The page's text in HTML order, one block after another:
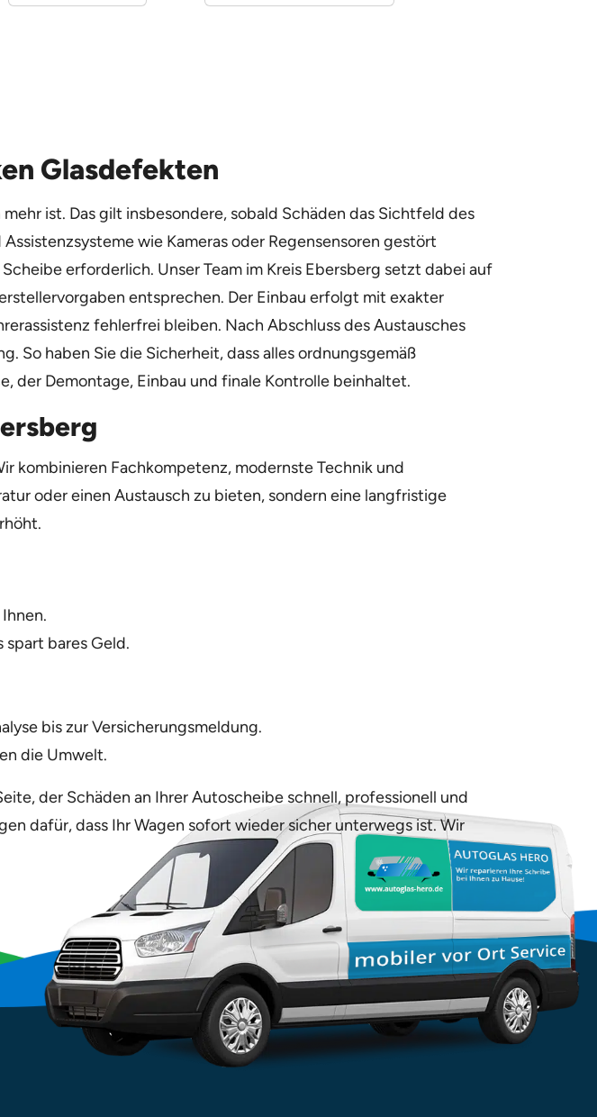
Glasdefekten
ist. Das gilt insbesondere, sobald Schäden das Sichtfeld des
wie Kameras oder Regensensoren gestört
erforderlich. Unser Team im Kreis Ebersberg setzt dabei auf
entsprechen. Der Einbau erfolgt mit exakter
fehlerfrei bleiben. Nach Abschluss des Austausches
So haben Sie die Sicherheit, dass alles ordnungsgemäß
der Demontage, Einbau und finale Kontrolle beinhaltet.
kombinieren Fachkompetenz, modernste Technik und
oder einen Austausch zu bieten, sondern eine langfristige
spart bares Geld.
bis zur Versicherungsmeldung.
die Umwelt.
der Schäden an Ihrer Autoscheibe schnell, professionell und
dafür, dass Ihr Wagen sofort wieder sicher unterwegs ist. Wir